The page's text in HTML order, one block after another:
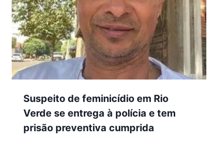
Suspeito de feminicídio em Rio
Verde se entrega à polícia e tem
prisão preventiva cumprida